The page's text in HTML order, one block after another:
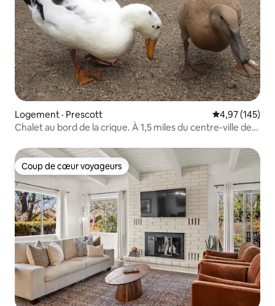
Logement · Prescott Note
4,97 (145)
Chalet au bord de la crique. À 1,5 miles du centre-ville de
Coup de cœur voyageurs
Coup de cœur voyageurs